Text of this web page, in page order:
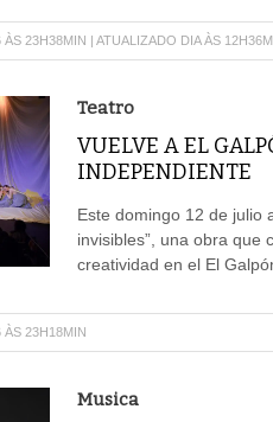
23H38MIN | ATUALIZADO DIA ÀS
Teatro
VUELVE A EL
INDEPENDIENTE
Este domingo 12 de julio
invisibles”, una obra que
creatividad en el El
23H18MIN
Musica